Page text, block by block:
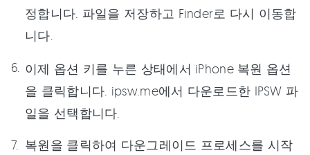
정합니다. 파일을 저장하고 Finder로 다시 이동합
니다.
이제 옵션 키를 누른 상태에서 iPhone 복원 옵션
을 클릭합니다. ipsw.me에서 다운로드한 IPSW 파
일을 선택합니다.
복원을 클릭하여 다운그레이드 프로세스를 시작